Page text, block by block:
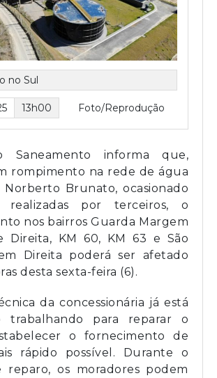
no Sul
13h00 Foto/Reprodução
Saneamento informa que,
rompimento na rede de água
Norberto Brunato, ocasionado
realizadas por terceiros, o
nos bairros Guarda Margem
Direita, KM 60, KM 63 e São
Direita poderá ser afetado
desta sexta-feira (6).
da concessionária já está
trabalhando para reparar o
o fornecimento de
rápido possível. Durante o
reparo, os moradores podem